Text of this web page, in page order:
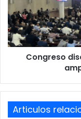
CNE
para
ampliar
plazo
del
Congreso
Articulos